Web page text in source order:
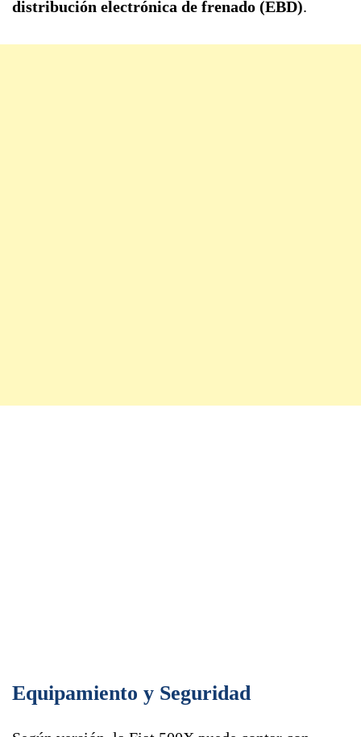
distribución electrónica de frenado (EBD).
Equipamiento y Seguridad